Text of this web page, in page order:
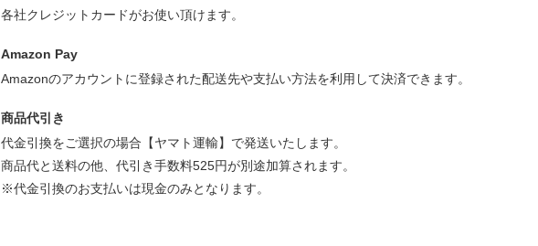
各社クレジットカードがお使い頂けます。
Amazon Pay
Amazonのアカウントに登録された配送先や支払い方法を利用して決済できます。
商品代引き
代金引換をご選択の場合【ヤマト運輸】で発送いたします。
商品代と送料の他、代引き手数料525円が別途加算されます。
※代金引換のお支払いは現金のみとなります。